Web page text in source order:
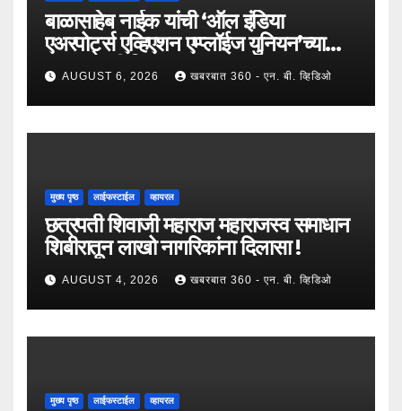
बाळासाहेब नाईक यांची ‘ऑल इंडिया
एअरपोर्ट्स एव्हिएशन एम्प्लॉईज युनियन’च्या
उपाध्यक्षपदी निवड !
AUGUST 6, 2026 खबरबात 360 - एन. बी. व्हिडिओ
मुख्य पृष्ठ लाईफस्टाईल व्हायरल
छत्रपती शिवाजी महाराज महाराजस्व समाधान
शिबीरातून लाखो नागरिकांना दिलासा !
AUGUST 4, 2026 खबरबात 360 - एन. बी. व्हिडिओ
मुख्य पृष्ठ लाईफस्टाईल व्हायरल